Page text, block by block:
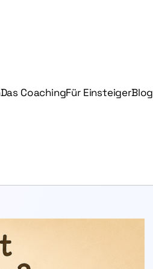
Das CoachingFür EinsteigerBlog